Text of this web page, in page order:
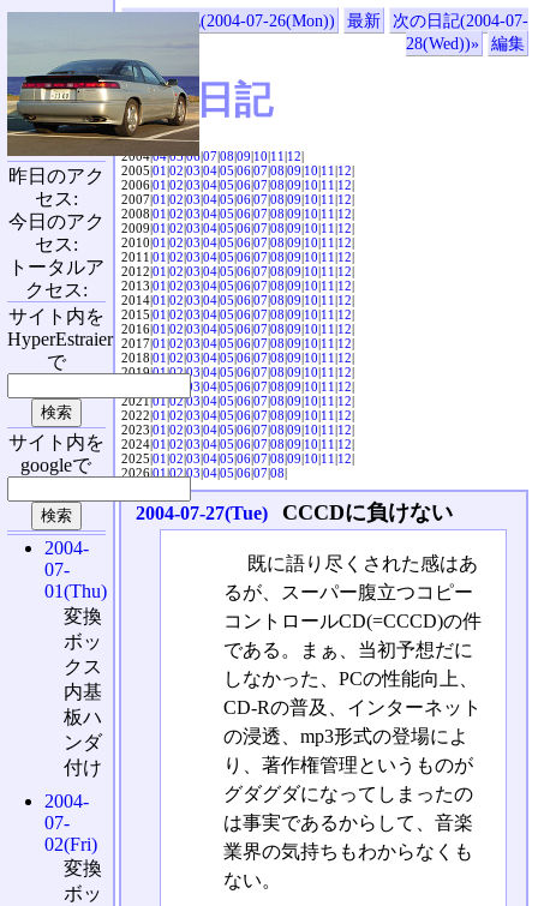
«前の日記(2004-07-26(Mon)) 最新
次の日記(2004-07-
28(Wed))»
編集
SVX日記
2004|04|05|06|07|08|09|10|11|12|
2005|01|02|03|04|05|06|07|08|09|10|11|12|
2006|01|02|03|04|05|06|07|08|09|10|11|12|
2007|01|02|03|04|05|06|07|08|09|10|11|12|
2008|01|02|03|04|05|06|07|08|09|10|11|12|
2009|01|02|03|04|05|06|07|08|09|10|11|12|
2010|01|02|03|04|05|06|07|08|09|10|11|12|
2011|01|02|03|04|05|06|07|08|09|10|11|12|
2012|01|02|03|04|05|06|07|08|09|10|11|12|
2013|01|02|03|04|05|06|07|08|09|10|11|12|
2014|01|02|03|04|05|06|07|08|09|10|11|12|
2015|01|02|03|04|05|06|07|08|09|10|11|12|
2016|01|02|03|04|05|06|07|08|09|10|11|12|
2017|01|02|03|04|05|06|07|08|09|10|11|12|
2018|01|02|03|04|05|06|07|08|09|10|11|12|
2019|01|02|03|04|05|06|07|08|09|10|11|12|
03|04|05|06|07|08|09|10|11|12|
2021|01|02|03|04|05|06|07|08|09|10|11|12|
2022|01|02|03|04|05|06|07|08|09|10|11|12|
2023|01|02|03|04|05|06|07|08|09|10|11|12|
2024|01|02|03|04|05|06|07|08|09|10|11|12|
2025|01|02|03|04|05|06|07|08|09|10|11|12|
2026|01|02|03|04|05|06|07|08|
2004-07-27(Tue) CCCDに負けない
既に語り尽くされた感はあ
るが、スーパー腹立つコピー
コントロールCD(=CCCD)の件
である。まぁ、当初予想だに
しなかった、PCの性能向上、
CD-Rの普及、インターネット
の浸透、mp3形式の登場によ
り、著作権管理というものが
グダグダになってしまったの
は事実であるからして、音楽
業界の気持ちもわからなくも
ない。
昨日のアク
セス:
今日のアク
セス:
トータルア
クセス:
サイト内を
HyperEstraier
で
サイト内を
googleで
2004-
07-
01(Thu)
変換
ボッ
クス
内基
板ハ
ンダ
付け
2004-
07-
02(Fri)
変換
ボッ